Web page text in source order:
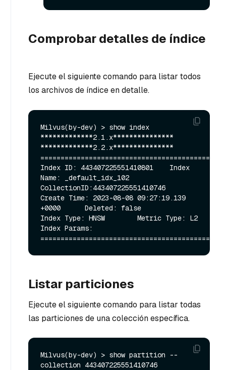
Comprobar detalles de índice
Ejecute el siguiente comando para listar todos
los archivos de índice en detalle.
Milvus(by-dev) > show index
*************2.1.x***************
*************2.2.x***************
Index ID: 443407225551410801    Index
Name: _default_idx_102
CollectionID:443407225551410746
Create Time: 2023-08-08 09:27:19.139
+0000      Deleted: false
Index Type: HNSW        Metric Type: L2
Index Params:
Listar particiones
Ejecute el siguiente comando para listar todas
las particiones de una colección específica.
Milvus(by-dev) > show partition --
collection 443407225551410746